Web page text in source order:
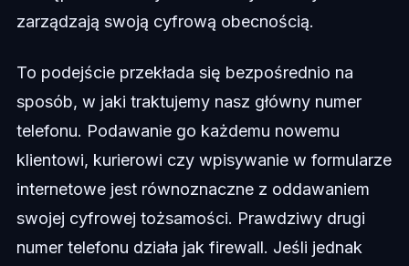
zarządzają swoją cyfrową obecnością.
To podejście przekłada się bezpośrednio na
sposób, w jaki traktujemy nasz główny numer
telefonu. Podawanie go każdemu nowemu
klientowi, kurierowi czy wpisywanie w formularze
internetowe jest równoznaczne z oddawaniem
swojej cyfrowej tożsamości. Prawdziwy drugi
numer telefonu działa jak firewall. Jeśli jednak